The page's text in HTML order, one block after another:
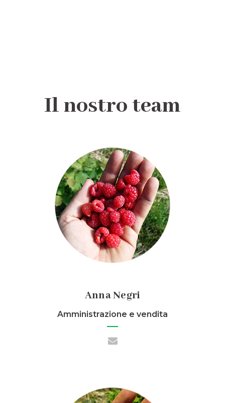
Il nostro team
Anna Negri
Amministrazione e vendita